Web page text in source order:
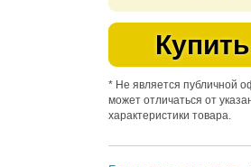
Купить
* Не является публичной
может отличаться от
характеристики товара.